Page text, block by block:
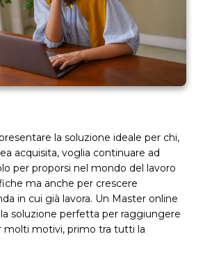
la soluzione ideale per chi,
acquisita, voglia continuare ad
per proporsi nel mondo del lavoro
ma anche per crescere
in cui già lavora. Un Master online
soluzione perfetta per raggiungere
molti motivi, primo tra tutti la